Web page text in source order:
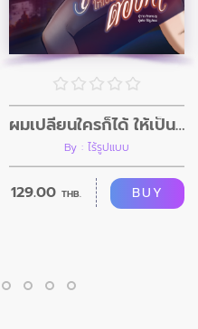
ผมเปลี่ยนใครก็ได้ ให้เป็นอย่างที่ผมต้องการ
By : ไร้รูปแบบ
129.00 THB. BUY